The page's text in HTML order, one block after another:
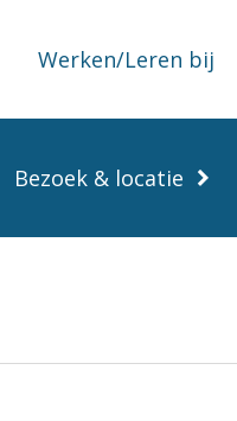
Werken/Leren bij
Bezoek & locatie